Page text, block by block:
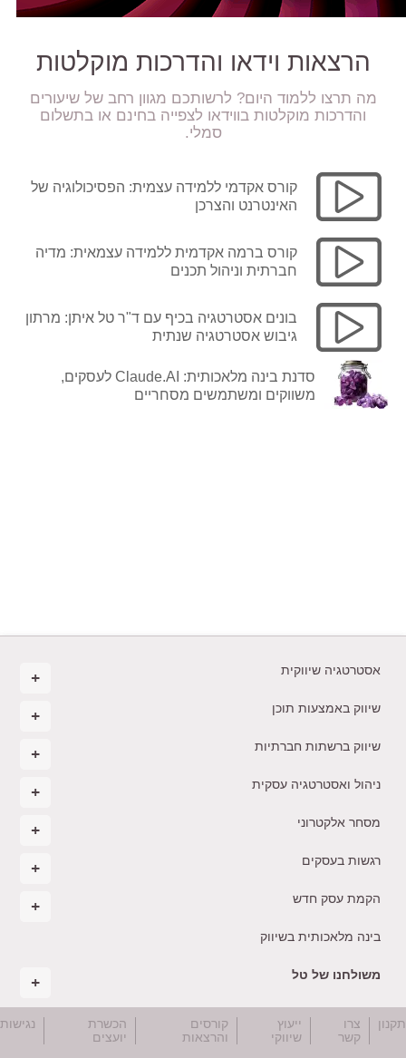
הרצאות וידאו והדרכות מוקלטות
מה תרצו ללמוד היום? לרשותכם מגוון רחב של שיעורים
והדרכות מוקלטות בווידאו לצפייה בחינם או בתשלום
סמלי.
קורס אקדמי ללמידה עצמית: הפסיכולוגיה של
האינטרנט והצרכן
קורס ברמה אקדמית ללמידה עצמאית: מדיה
חברתית וניהול תכנים
בונים אסטרטגיה בכיף עם ד"ר טל איתן: מרתון
גיבוש אסטרטגיה שנתית
סדנת בינה מלאכותית: Claude.AI לעסקים,
משווקים ומשתמשים מסחריים
אסטרטגיה שיווקית
שיווק באמצעות תוכן
שיווק ברשתות חברתיות
ניהול ואסטרטגיה עסקית
מסחר אלקטרוני
רגשות בעסקים
הקמת עסק חדש
בינה מלאכותית בשיווק
משולחנו של טל
צרו
קשר
ייעוץ
שיווקי
קורסים
והרצאות
הכשרת
יועצים
נגישות